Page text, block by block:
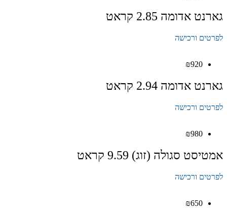
גארנט אדומה 2.85 קראט
לפרטים ורכישה
₪920
גארנט אדומה 2.94 קראט
לפרטים ורכישה
₪980
אמטיסט סגולה (זוג) 9.59 קראט
לפרטים ורכישה
₪650